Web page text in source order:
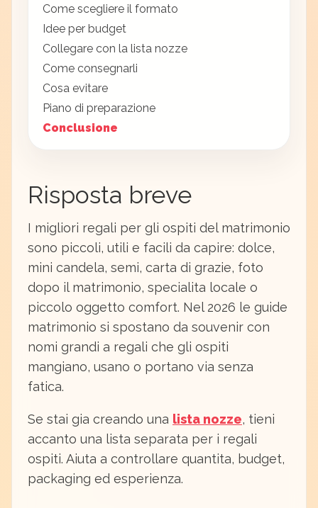
Come scegliere il formato
Idee per budget
Collegare con la lista nozze
Come consegnarli
Cosa evitare
Piano di preparazione
Conclusione
Risposta breve
I migliori regali per gli ospiti del matrimonio
sono piccoli, utili e facili da capire: dolce,
mini candela, semi, carta di grazie, foto
dopo il matrimonio, specialita locale o
piccolo oggetto comfort. Nel 2026 le guide
matrimonio si spostano da souvenir con
nomi grandi a regali che gli ospiti
mangiano, usano o portano via senza
fatica.
Se stai gia creando una lista nozze, tieni
accanto una lista separata per i regali
ospiti. Aiuta a controllare quantita, budget,
packaging ed esperienza.